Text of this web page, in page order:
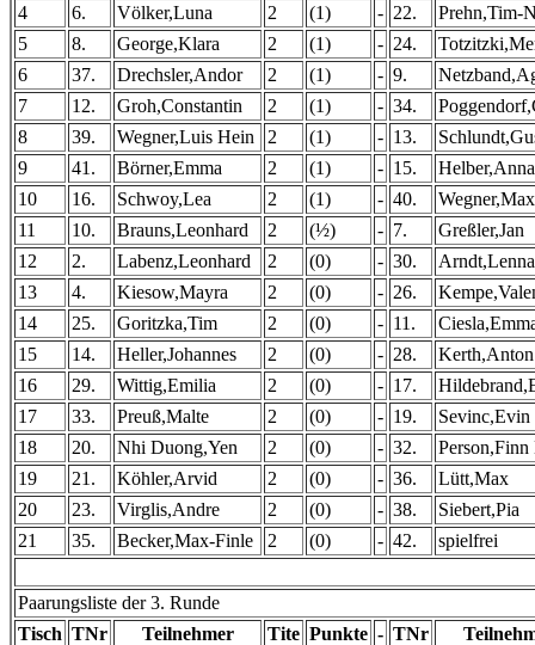
4
6. Völker,Luna 2 (1) - 22.
Prehn,Tim-
5
8. George,Klara 2 (1) - 24.
6
37. Drechsler,Andor 2 (1) - 9.
7
12. Groh,Constantin 2 (1) - 34.
8
39. Wegner,Luis Hein 2 (1) - 13.
9
41. Börner,Emma 2 (1) - 15.
Helber,Anna
10
16. Schwoy,Lea 2 (1) - 40.
11
10. Brauns,Leonhard 2 (½) - 7.
Greßler,Jan
12
2. Labenz,Leonhard 2 (0) - 30.
13
4. Kiesow,Mayra 2 (0) - 26.
14
25. Goritzka,Tim 2 (0) - 11.
15
14. Heller,Johannes 2 (0) - 28.
Kerth,Anton
16
29. Wittig,Emilia 2 (0) - 17.
17
33. Preuß,Malte 2 (0) - 19.
Sevinc,Evin
18
20. Nhi Duong,Yen 2 (0) - 32.
Person,Finn
19
21. Köhler,Arvid 2 (0) - 36.
Lütt,Max
20
23. Virglis,Andre 2 (0) - 38.
Siebert,Pia
21
35. Becker,Max-Finle 2 (0) - 42. spielfrei
Paarungsliste der 3. Runde
Tisch TNr Teilnehmer Tite Punkte - TNr